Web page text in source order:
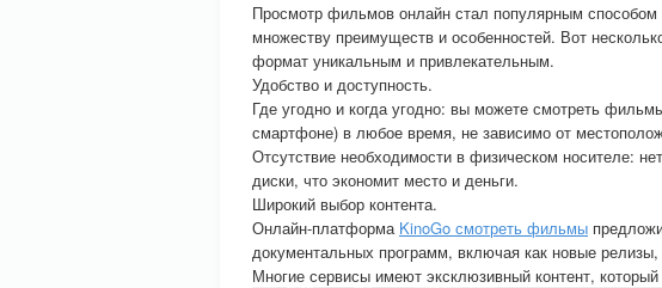
Просмотр фильмов онлайн стал популярным способом
множеству преимуществ и особенностей. Вот
формат уникальным и привлекательным.
Удобство и доступность.
Где угодно и когда угодно: вы можете смотреть
смартфоне) в любое время, не зависимо от
Отсутствие необходимости в физическом носителе:
диски, что экономит место и деньги.
Широкий выбор контента.
Онлайн-платформа KinoGo смотреть фильмы
документальных программ, включая как новые релизы,
Многие сервисы имеют эксклюзивный контент,